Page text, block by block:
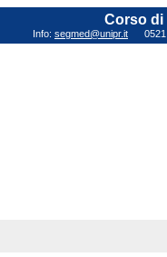
Corso di
Info: segmed@unipr.it